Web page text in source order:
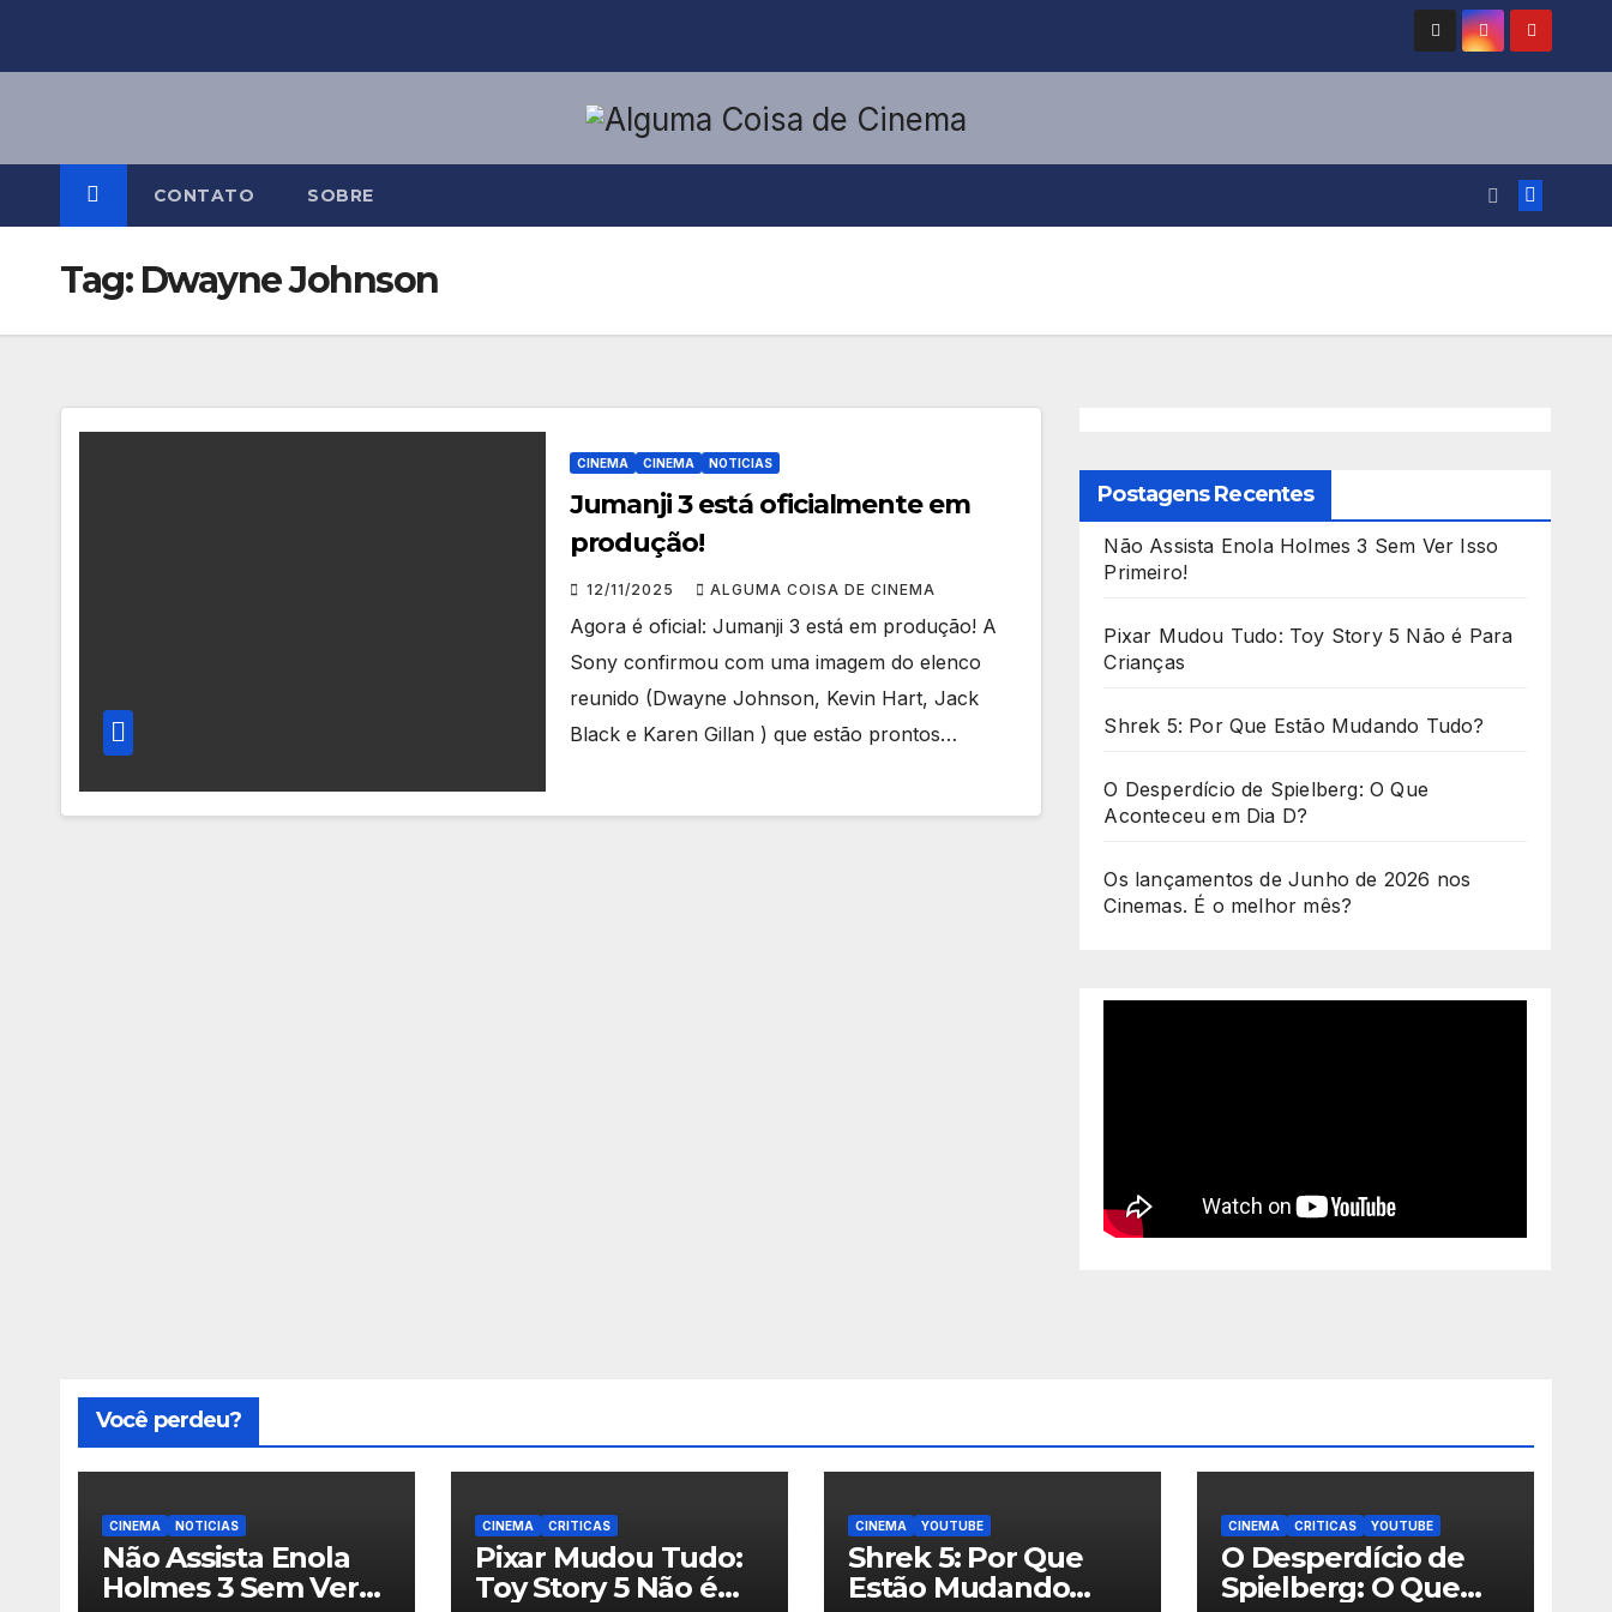
CONTATO SOBRE
Tag: Dwayne Johnson
CINEMA CINEMA NOTICIAS
Jumanji 3 está oficialmente em
produção!
12/11/2025 ALGUMA COISA DE CINEMA
Agora é oficial: Jumanji 3 está em produção! A
Sony confirmou com uma imagem do elenco
reunido (Dwayne Johnson, Kevin Hart, Jack
Black e Karen Gillan ) que estão prontos…
Postagens Recentes
Não Assista Enola Holmes 3 Sem Ver Isso
Primeiro!
Pixar Mudou Tudo: Toy Story 5 Não é Para
Crianças
Shrek 5: Por Que Estão Mudando Tudo?
O Desperdício de Spielberg: O Que
Aconteceu em Dia D?
Os lançamentos de Junho de 2026 nos
Cinemas. É o melhor mês?
Você perdeu?
CINEMA NOTICIAS
Não Assista Enola
Holmes 3 Sem Ver
CINEMA CRITICAS
Pixar Mudou Tudo:
Toy Story 5 Não é
CINEMA YOUTUBE
Shrek 5: Por Que
Estão Mudando
CINEMA CRITICAS YOUTUBE
O Desperdício de
Spielberg: O Que